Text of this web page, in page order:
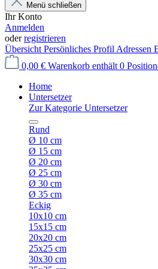
Menü schließen
Ihr Konto
Anmelden
oderregistrieren
Übersicht Persönliches Profil Adressen
0,00 € Warenkorb enthält 0
Home
Untersetzer
Zur Kategorie Untersetzer
Rund
Ø 10 cm
Ø 15 cm
Ø 20 cm
Ø 25 cm
Ø 30 cm
Ø 35 cm
Eckig
10x10 cm
15x15 cm
20x20 cm
25x25 cm
30x30 cm